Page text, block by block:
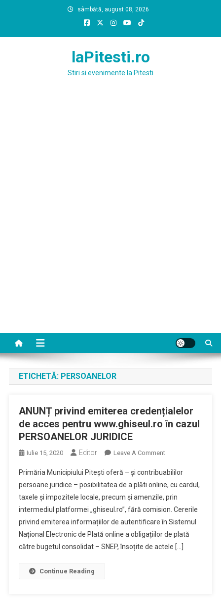
sâmbătă, august 08, 2026
laPitesti.ro
Stiri si evenimente la Pitesti
ETICHETĂ: PERSOANELOR
ANUNȚ privind emiterea credențialelor
de acces pentru www.ghiseul.ro în cazul
PERSOANELOR JURIDICE
Iulie 15, 2020 Editor Leave A CommentOn
Privind
Emiterea
Credențialelor
De
Acces
Pentru
Www.ghiseul.ro
Primăria Municipiului Pitești oferă – și contribuabililor
persoane juridice – posibilitatea de a plăti online, cu cardul,
taxele și impozitele locale, precum și amenzile, prin
intermediul platformei „ghiseul.ro”, fără comision. Cererile
privind emiterea informațiilor de autentificare în Sistemul
Național Electronic de Plată online a obligațiilor de plată
către bugetul consolidat – SNEP, însoțite de actele […]
Continue Reading